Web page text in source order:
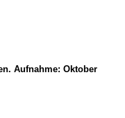
Aufnahme: Oktober